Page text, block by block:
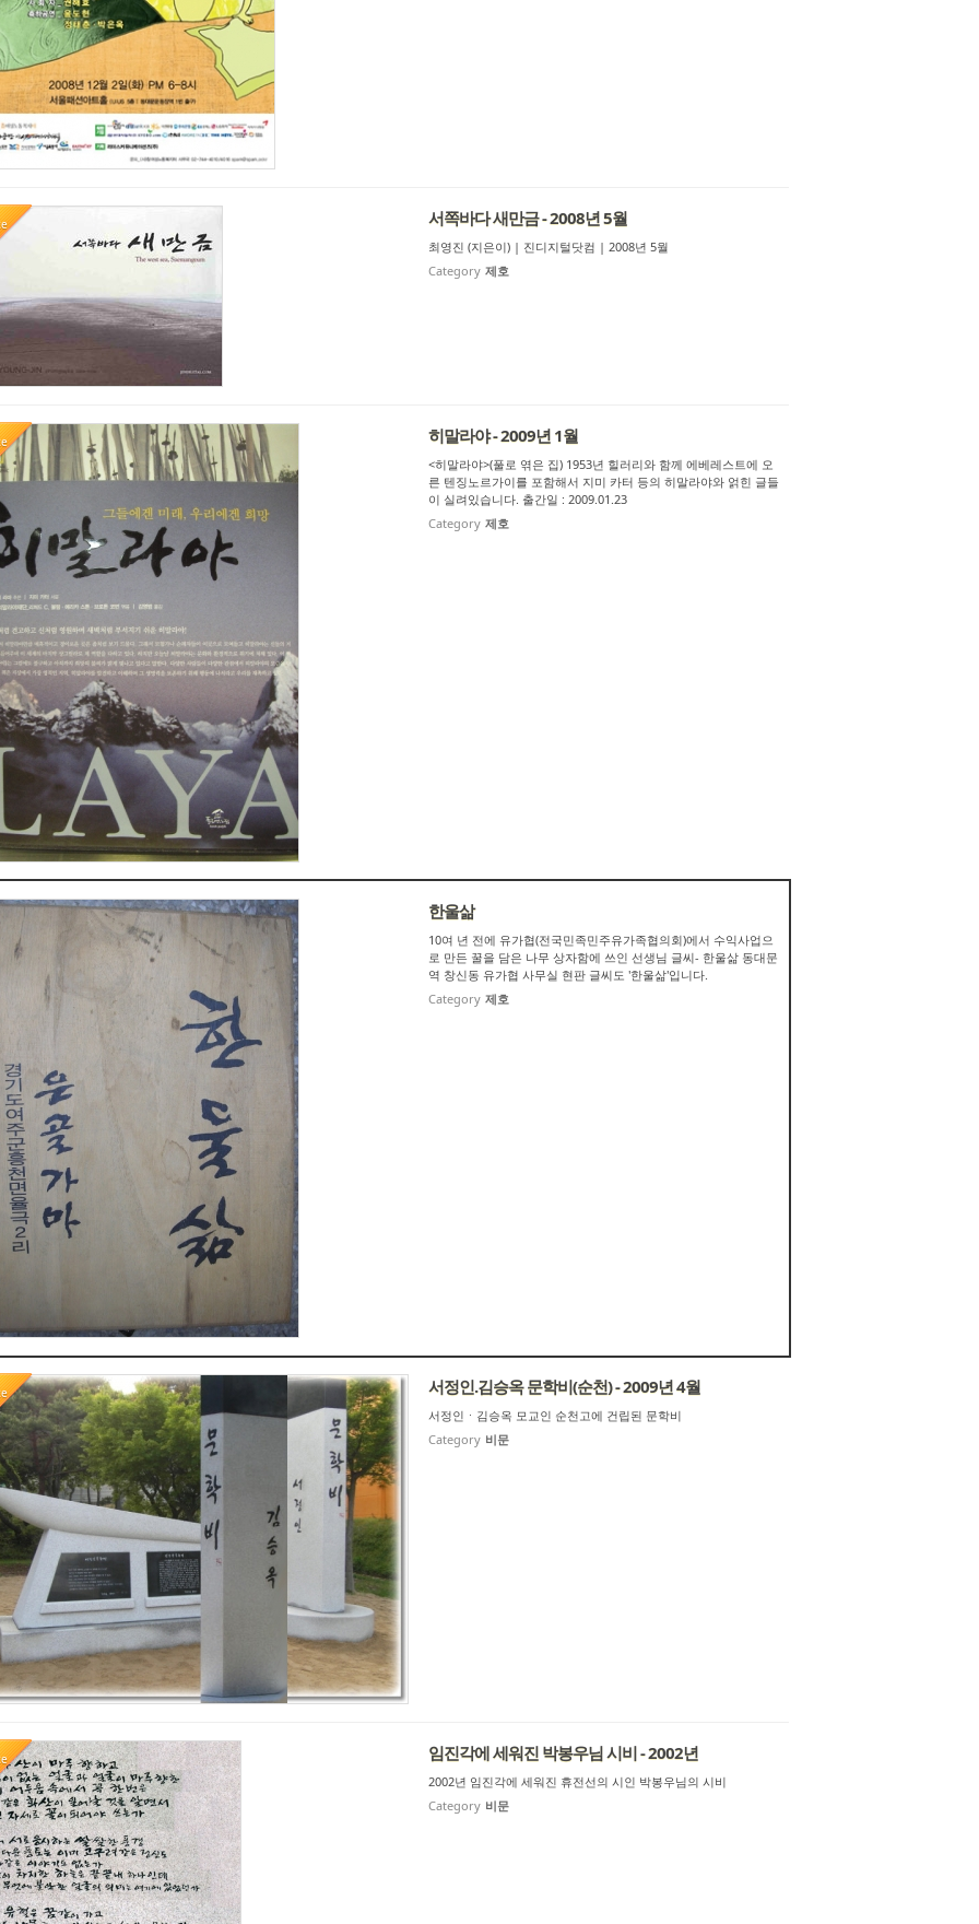
서쪽바다 새만금 - 2008년 5월
최영진 (지은이) | 진디지털닷컴 | 2008년 5월
Category 제호
히말라야 - 2009년 1월
<히말라야>(풀로 엮은 집) 1953년 힐러리와 함께 에베레스트에 오
른 텐징노르가이를 포함해서 지미 카터 등의 히말라야와 얽힌 글들
이 실려있습니다. 출간일 : 2009.01.23
Category 제호
한울삶
10여 년 전에 유가협(전국민족민주유가족협의회)에서 수익사업으
로 만든 꿀을 담은 나무 상자함에 쓰인 선생님 글씨- 한울삶 동대문
역 창신동 유가협 사무실 현판 글씨도 '한울삶'입니다.
Category 제호
서정인.김승옥 문학비(순천) - 2009년 4월
서정인ㆍ김승옥 모교인 순천고에 건립된 문학비
Category 비문
임진각에 세워진 박봉우님 시비 - 2002년
2002년 임진각에 세워진 휴전선의 시인 박봉우님의 시비
Category 비문